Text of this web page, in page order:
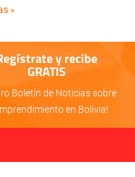
»
y recibe
GRATIS
Boletín de Noticias sobre
en Bolivia!